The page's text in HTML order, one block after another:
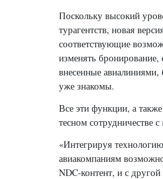
Поскольку высокий
турагентств, новая
соответствующие
изменять
внесенные
уже знакомы.
Все эти функции, а
тесном сотрудничестве
«Интегрируя
авиакомпаниям
NDC-контент, и с